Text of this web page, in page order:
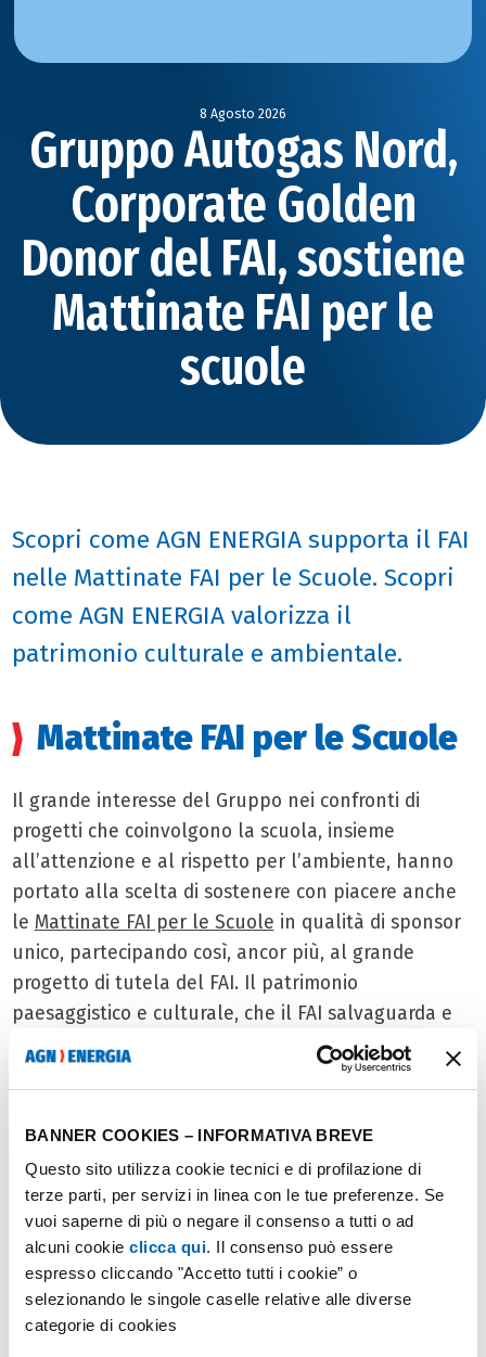
BANNER COOKIES – INFORMATIVA BREVE
Questo sito utilizza cookie tecnici e di profilazione di
terze parti, per servizi in linea con le tue preferenze. Se
vuoi saperne di più o negare il consenso a tutti o ad
alcuni cookie clicca qui. Il consenso può essere
espresso cliccando "Accetto tutti i cookie” o
selezionando le singole caselle relative alle diverse
categorie di cookies
8 Agosto 2026
Gruppo Autogas Nord,
Corporate Golden
Donor del FAI, sostiene
Mattinate FAI per le
scuole
Scopri come AGN ENERGIA supporta il FAI
nelle Mattinate FAI per le Scuole. Scopri
come AGN ENERGIA valorizza il
patrimonio culturale e ambientale.
Mattinate FAI per le Scuole
Il grande interesse del Gruppo nei confronti di
progetti che coinvolgono la scuola, insieme
all’attenzione e al rispetto per l’ambiente, hanno
portato alla scelta di sostenere con piacere anche
le Mattinate FAI per le Scuole in qualità di sponsor
unico, partecipando così, ancor più, al grande
progetto di tutela del FAI. Il patrimonio
paesaggistico e culturale, che il FAI salvaguarda e
promuove, rappresenta infatti un capitale unico al
mondo e una risorsa fondamentale su cui investire
meraviglioso Paese .
Promuoviamo il territorio
Il Gruppo Autogas Nord, grazie alla sua presenza
capillare in tutte le regioni, si impegna
costantemente a costruire relazioni efficaci con il